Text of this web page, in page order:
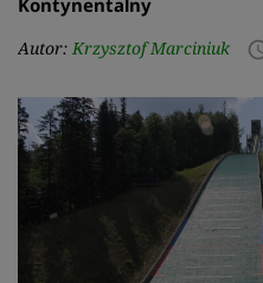
Autor: Krzysztof Marciniuk